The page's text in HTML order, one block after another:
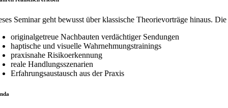
Seminar geht bewusst über klassische Theorievorträge hinaus.
originalgetreue Nachbauten verdächtiger Sendungen
haptische und visuelle Wahrnehmungstrainings
praxisnahe Risikoerkennung
reale Handlungsszenarien
Erfahrungsaustausch aus der Praxis